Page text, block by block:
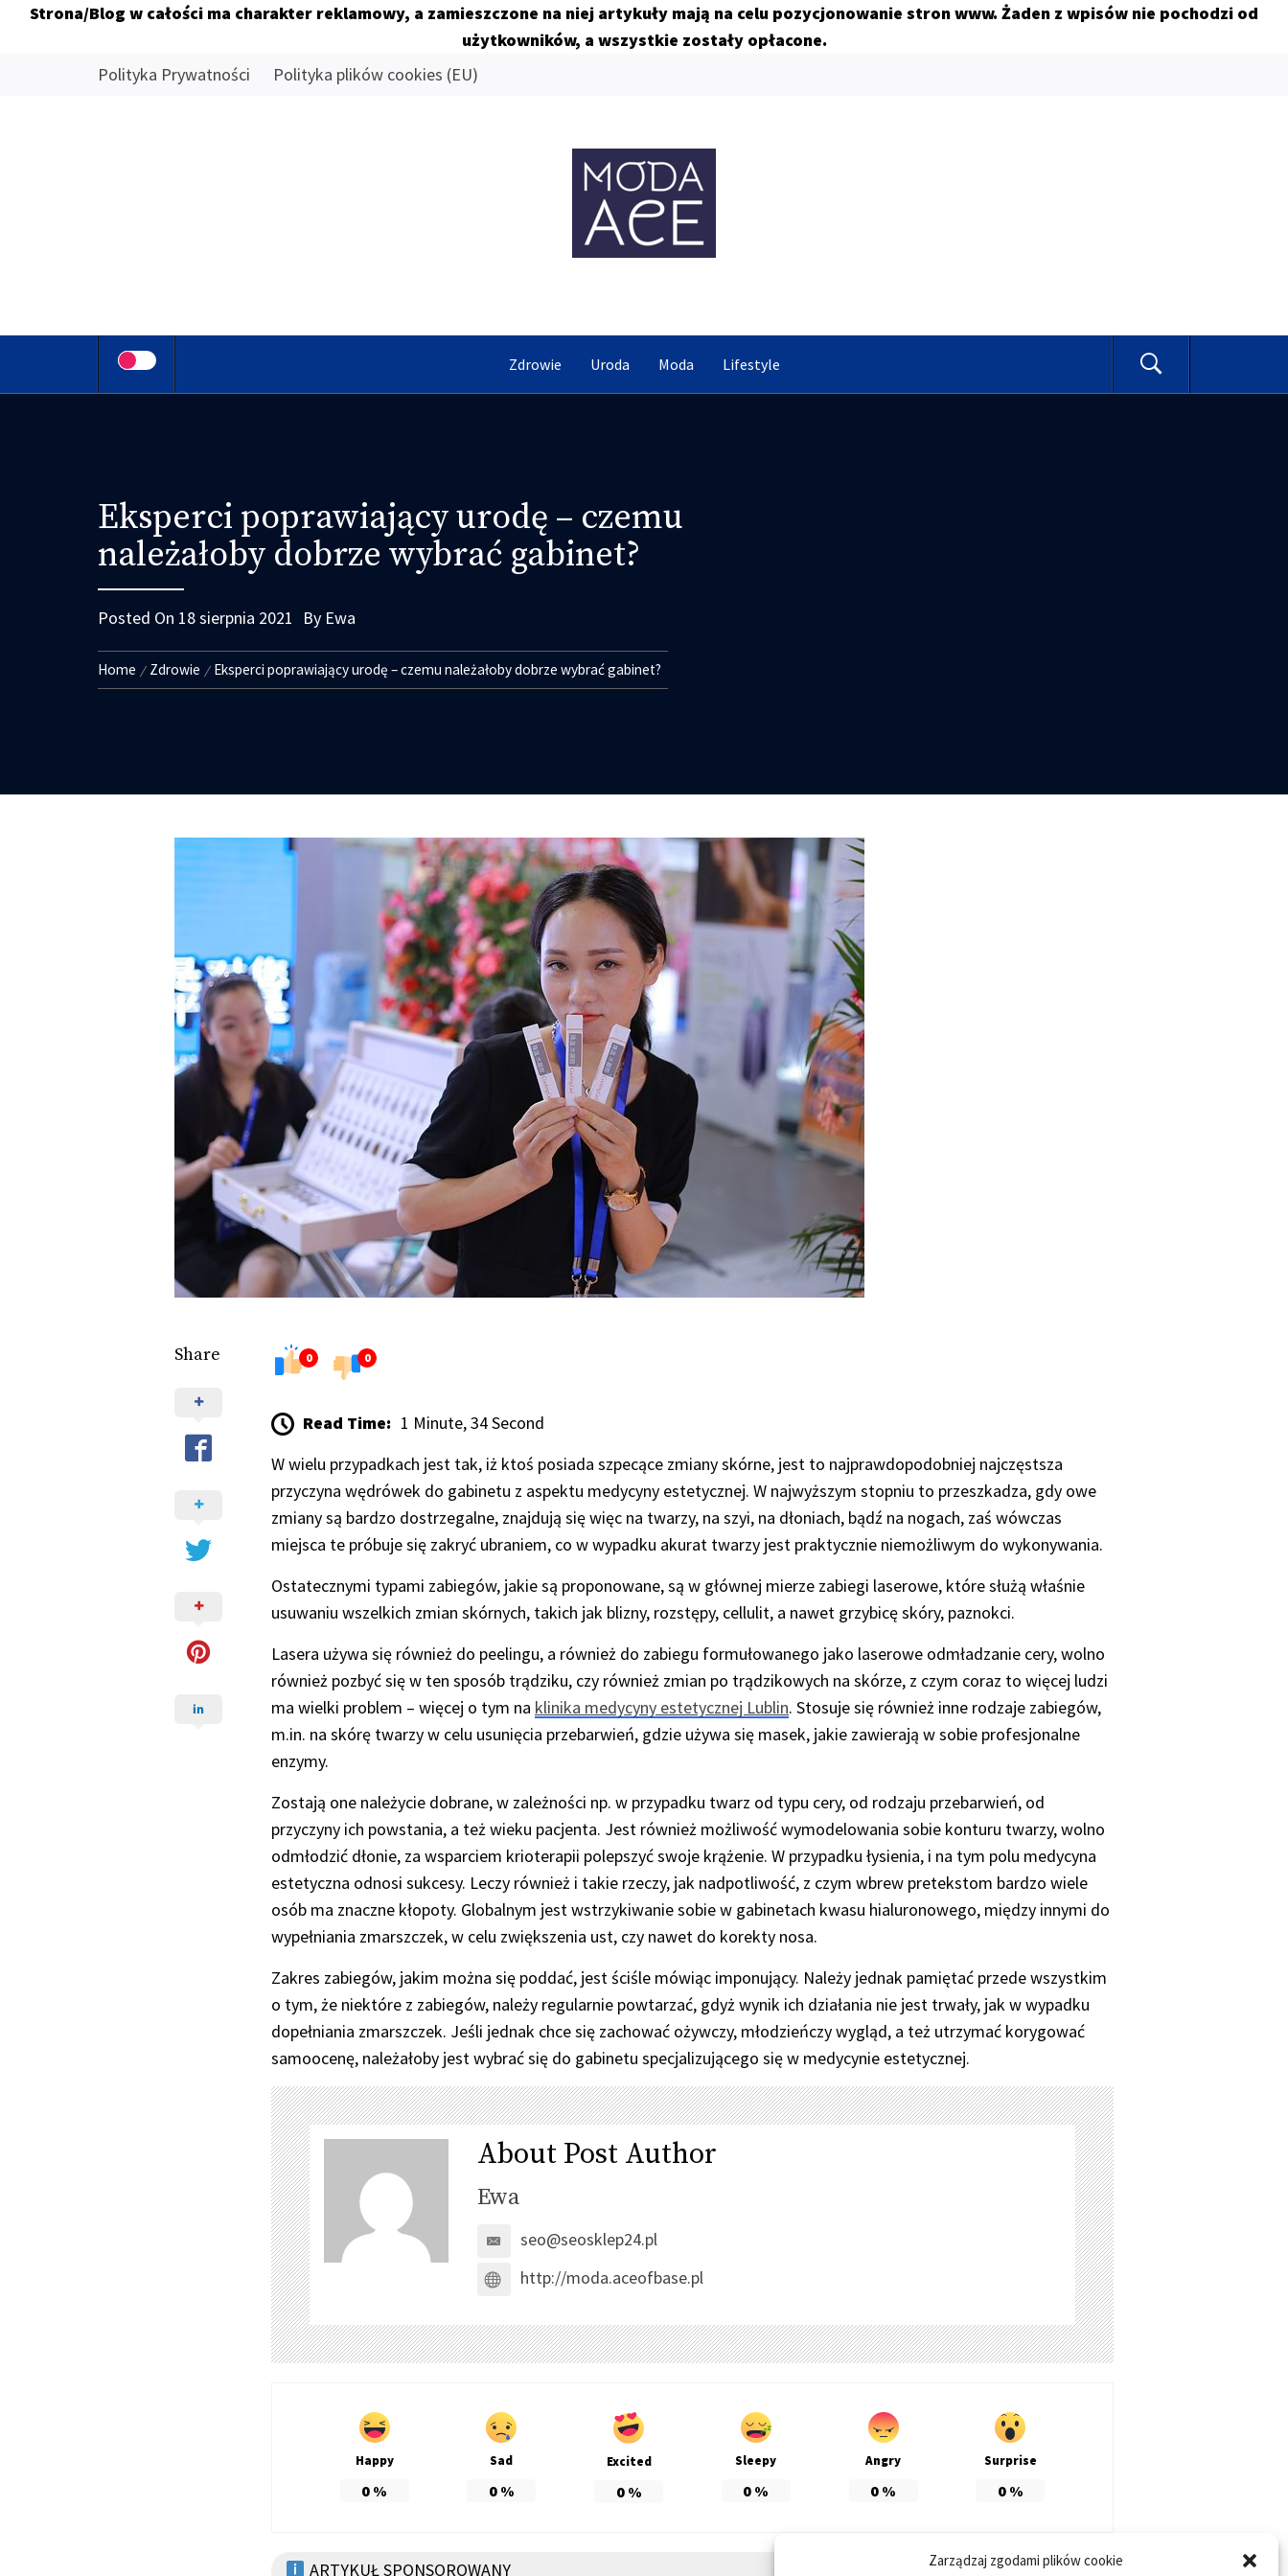
Zarządzaj zgodami plików cookie
Strona/Blog w całości ma charakter reklamowy, a zamieszczone na niej artykuły mają na celu pozycjonowanie stron www. Żaden z wpisów nie pochodzi od
użytkowników, a wszystkie zostały opłacone.
Polityka Prywatności Polityka plików cookies (EU)
MODA ACE
Zdrowie Uroda Moda Lifestyle
Eksperci poprawiający urodę – czemu
należałoby dobrze wybrać gabinet?
Posted On 18 sierpnia 2021 By Ewa
Home Zdrowie Eksperci poprawiający urodę – czemu należałoby dobrze wybrać gabinet?
Share 0 0
Read Time: 1 Minute, 34 Second
W wielu przypadkach jest tak, iż ktoś posiada szpecące zmiany skórne, jest to najprawdopodobniej najczęstsza
przyczyna wędrówek do gabinetu z aspektu medycyny estetycznej. W najwyższym stopniu to przeszkadza, gdy owe
zmiany są bardzo dostrzegalne, znajdują się więc na twarzy, na szyi, na dłoniach, bądź na nogach, zaś wówczas
miejsca te próbuje się zakryć ubraniem, co w wypadku akurat twarzy jest praktycznie niemożliwym do wykonywania.
Ostatecznymi typami zabiegów, jakie są proponowane, są w głównej mierze zabiegi laserowe, które służą właśnie
usuwaniu wszelkich zmian skórnych, takich jak blizny, rozstępy, cellulit, a nawet grzybicę skóry, paznokci.
Lasera używa się również do peelingu, a również do zabiegu formułowanego jako laserowe odmładzanie cery, wolno
również pozbyć się w ten sposób trądziku, czy również zmian po trądzikowych na skórze, z czym coraz to więcej ludzi
ma wielki problem – więcej o tym na klinika medycyny estetycznej Lublin. Stosuje się również inne rodzaje zabiegów,
m.in. na skórę twarzy w celu usunięcia przebarwień, gdzie używa się masek, jakie zawierają w sobie profesjonalne
enzymy.
Zostają one należycie dobrane, w zależności np. w przypadku twarz od typu cery, od rodzaju przebarwień, od
przyczyny ich powstania, a też wieku pacjenta. Jest również możliwość wymodelowania sobie konturu twarzy, wolno
odmłodzić dłonie, za wsparciem krioterapii polepszyć swoje krążenie. W przypadku łysienia, i na tym polu medycyna
estetyczna odnosi sukcesy. Leczy również i takie rzeczy, jak nadpotliwość, z czym wbrew pretekstom bardzo wiele
osób ma znaczne kłopoty. Globalnym jest wstrzykiwanie sobie w gabinetach kwasu hialuronowego, między innymi do
wypełniania zmarszczek, w celu zwiększenia ust, czy nawet do korekty nosa.
Zakres zabiegów, jakim można się poddać, jest ściśle mówiąc imponujący. Należy jednak pamiętać przede wszystkim
o tym, że niektóre z zabiegów, należy regularnie powtarzać, gdyż wynik ich działania nie jest trwały, jak w wypadku
dopełniania zmarszczek. Jeśli jednak chce się zachować ożywczy, młodzieńczy wygląd, a też utrzymać korygować
samoocenę, należałoby jest wybrać się do gabinetu specjalizującego się w medycynie estetycznej.
About Post Author
Ewa
seo@seosklep24.pl
http://moda.aceofbase.pl
Happy
0 %
Sad
0%
Excited
0%
Sleepy
0 %
Angry
0 %
Surprise
0%
ARTYKUŁ SPONSOROWANY